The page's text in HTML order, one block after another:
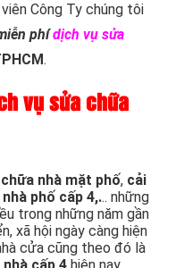
viên Công Ty chúng tôi
phí dịch vụ sửa
.
vụ sửa chữa
nhà mặt phố, cải
phố cấp 4,... những
trong những năm gần
xã hội ngày càng hiện
cửa cũng theo đó là